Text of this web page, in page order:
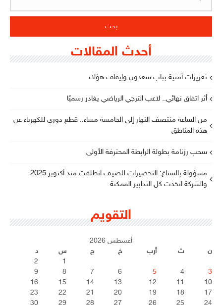
أحدث المقالات
تعزيزات أمنية بباب سعدون وإيقاف هؤلاء
أثر اتفاق نهائي.. لاعب الترجي الرياضي يغادر رسميًا
من الساعة منتصف النهار إلى الخامسة مساء.. قطع دوري للكهرباء عن
هذه المناطق
سحب رزنامة بطولة الرابطة المحترفة الأولى
مسؤولة بالستاغ: التحضيرات للصيف انطلقت منذ أكتوبر 2025
والشركة اتخذت كل التدابير الممكنة
التقويم
أغسطس 2026
ن
ث أرب خ ج س
د
1
2
3
4
5
6
7
8
9
10
11
12
13
14
15
16
17
18
19
20
21
22
23
24
25
26
27
28
29
30